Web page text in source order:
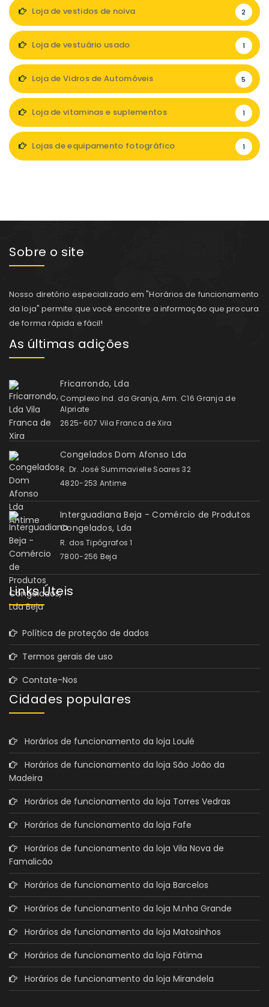
Loja de vestidos de noiva 2
Loja de vestuário usado 1
Loja de Vidros de Automóveis 5
Loja de vitaminas e suplementos 1
Lojas de equipamento fotográfico 1
Sobre o site
Nosso diretório especializado em "Horários de funcionamento
da loja" permite que você encontre a informação que procura
de forma rápida e fácil!
As últimas adições
Fricarrondo, Lda
Complexo Ind. da Granja, Arm. C16 Granja de
Alpriate
2625-607 Vila Franca de Xira
Congelados Dom Afonso Lda
R. Dr. José Summavielle Soares 32
4820-253 Antime
Interguadiana Beja - Comércio de Produtos
Congelados, Lda
R. dos Tipógrafos 1
7800-256 Beja
Links Úteis
Política de proteção de dados
Termos gerais de uso
Contate-Nos
Cidades populares
Horários de funcionamento da loja Loulé
Horários de funcionamento da loja São João da
Madeira
Horários de funcionamento da loja Torres Vedras
Horários de funcionamento da loja Fafe
Horários de funcionamento da loja Vila Nova de
Famalicão
Horários de funcionamento da loja Barcelos
Horários de funcionamento da loja M.nha Grande
Horários de funcionamento da loja Matosinhos
Horários de funcionamento da loja Fátima
Horários de funcionamento da loja Mirandela